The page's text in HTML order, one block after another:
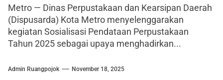
Metro — Dinas Perpustakaan dan Kearsipan Daerah
(Dispusarda) Kota Metro menyelenggarakan
kegiatan Sosialisasi Pendataan Perpustakaan
Tahun 2025 sebagai upaya menghadirkan...
Admin Ruangpojok November 18, 2025